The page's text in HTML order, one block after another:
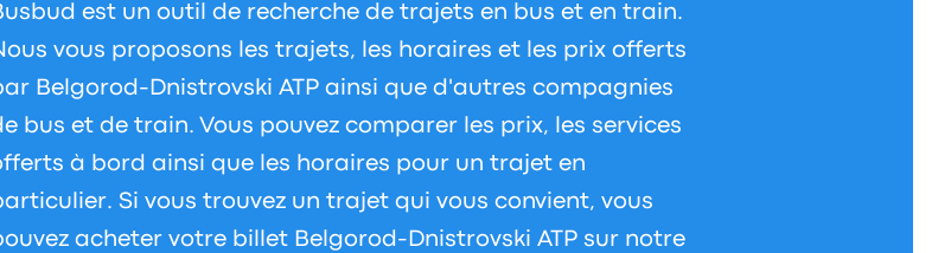
est un outil de recherche de trajets en bus et en train.
vous proposons les trajets, les horaires et les prix offerts
Belgorod-Dnistrovski ATP ainsi que d'autres compagnies
bus et de train. Vous pouvez comparer les prix, les services
à bord ainsi que les horaires pour un trajet en
Si vous trouvez un trajet qui vous convient, vous
acheter votre billet Belgorod-Dnistrovski ATP sur notre